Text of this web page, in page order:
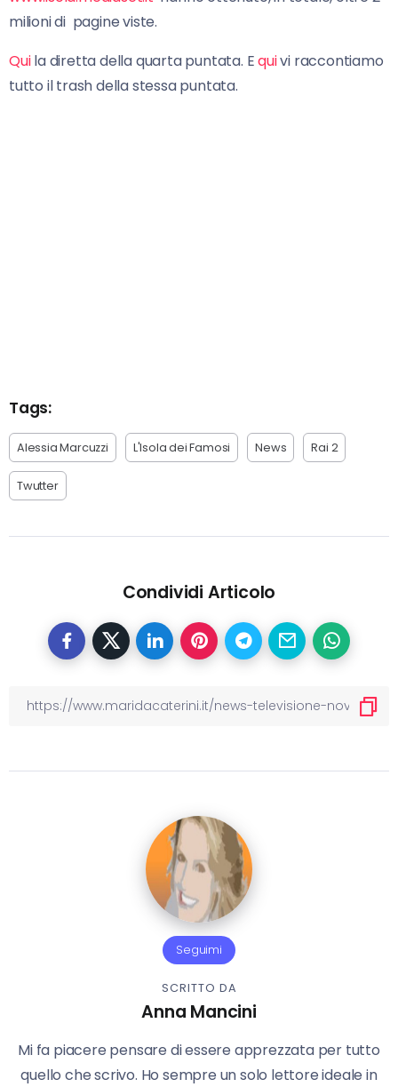
milioni di pagine viste.
Quila diretta della quarta puntata. Equivi raccontiamo
tutto il trash della stessa puntata.
Tags:
Alessia Marcuzzi L'Isola dei Famosi News Rai 2
Twutter
Condividi Articolo
Seguimi
SCRITTO DA
Anna Mancini
Mi fa piacere pensare di essere apprezzata per tutto
quello che scrivo. Ho sempre un solo lettore ideale in